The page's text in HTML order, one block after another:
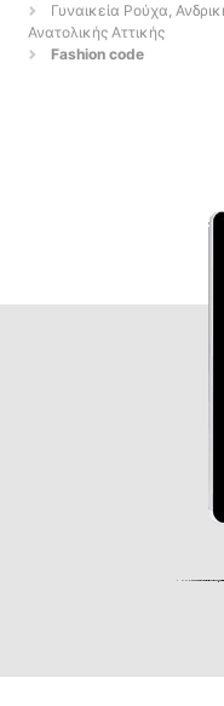
Γυναικεία Ρούχα,
Ανατολικής Αττικής
Fashion code